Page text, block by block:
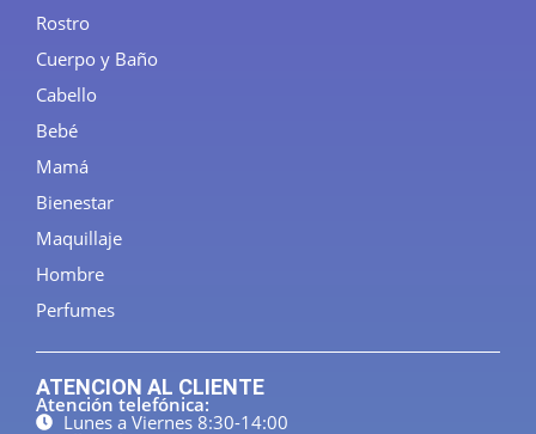
Rostro
Cuerpo y Baño
Cabello
Bebé
Mamá
Bienestar
Maquillaje
Hombre
Perfumes
ATENCION AL CLIENTE
Atención telefónica:
Lunes a Viernes 8:30-14:00